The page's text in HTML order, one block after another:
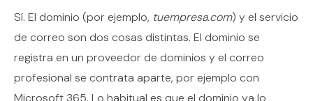
Sí. El dominio (por ejemplo, tuempresa.com) y el servicio
de correo son dos cosas distintas. El dominio se
registra en un proveedor de dominios y el correo
profesional se contrata aparte, por ejemplo con
Microsoft 365. Lo habitual es que el dominio ya lo